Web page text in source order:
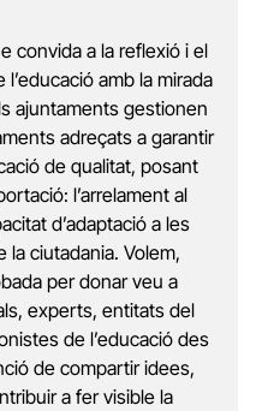
convida a la reflexió i el
amb la mirada
ajuntaments gestionen
adreçats a garantir
de qualitat, posant
l’arrelament al
d’adaptació a les
ciutadania. Volem,
per donar veu a
experts, entitats del
de l’educació des
de compartir idees,
a fer visible la